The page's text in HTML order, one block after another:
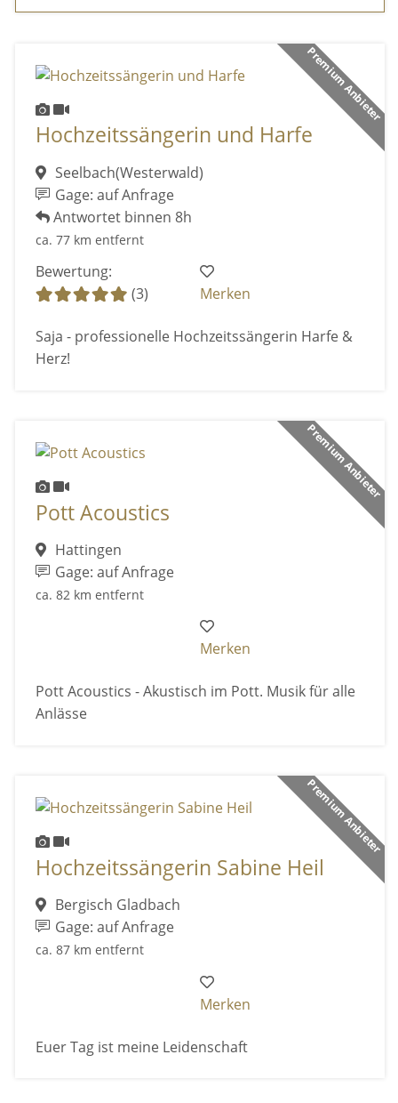
Premium Anbieter
Hochzeitssängerin und Harfe
Seelbach(Westerwald)
Gage: auf Anfrage
Antwortet binnen 8h
ca. 77 km entfernt
Bewertung:
(3)
Merken
Saja - professionelle Hochzeitssängerin Harfe &
Herz!
Premium Anbieter
Pott Acoustics
Hattingen
Gage: auf Anfrage
ca. 82 km entfernt
Merken
Pott Acoustics - Akustisch im Pott. Musik für alle
Anlässe
Premium Anbieter
Hochzeitssängerin Sabine Heil
Bergisch Gladbach
Gage: auf Anfrage
ca. 87 km entfernt
Merken
Euer Tag ist meine Leidenschaft